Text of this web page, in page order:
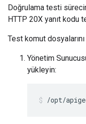
Doğrulama testi
HTTP 20X yanıt kodu
Test komut dosyalarını
Yönetim
yükleyin:
/opt/